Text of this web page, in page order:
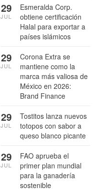
Esmeralda Corp.
obtiene certificación
Halal para exportar a
países islámicos
29
JUL
Corona Extra se
mantiene como la
marca más valiosa de
México en 2026:
Brand Finance
29
JUL
Tostitos lanza nuevos
totopos con sabor a
queso blanco picante
29
JUL
FAO aprueba el
primer plan mundial
para la ganadería
sostenible
29
JUL